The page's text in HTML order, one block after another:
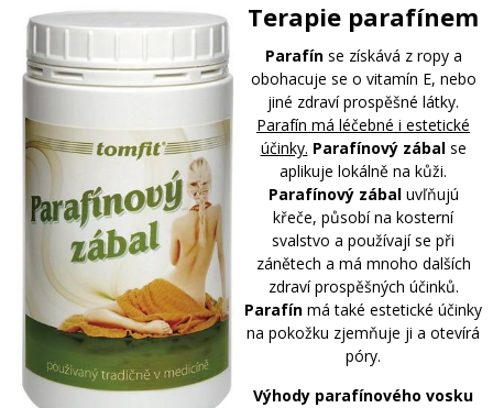
Terapie parafínem
Parafínse získává z ropy a
obohacuje se o vitamín E, nebo
jiné zdraví prospěšné látky.
Parafín má léčebné i estetické
účinky. Parafínový zábalse
aplikuje lokálně na kůži.
Parafínový zábaluvľňujú
křeče, působí na kosterní
svalstvo a používají se při
zánětech a má mnoho dalších
zdraví prospěšných účinků.
Parafín má také estetické účinky
na pokožku zjemňuje ji a otevírá
póry.
Výhody parafínového vosku